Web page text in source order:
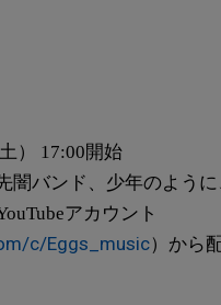
） 17:00開始
闇バンド、少年のように
アカウント
c/Eggs_music）から